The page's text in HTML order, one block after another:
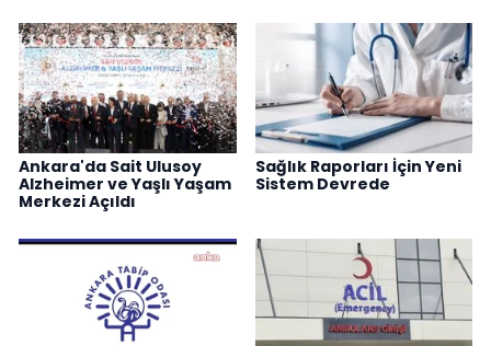
Ankara'da Sait Ulusoy
Alzheimer ve Yaşlı Yaşam
Merkezi Açıldı
Sağlık Raporları İçin Yeni
Sistem Devrede